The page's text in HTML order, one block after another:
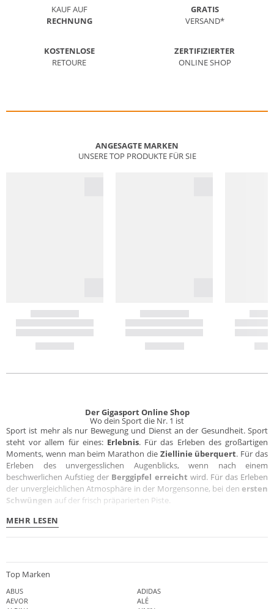
KAUF AUF
RECHNUNG
GRATIS
VERSAND*
KOSTENLOSE
RETOURE
ZERTIFIZIERTER
ONLINE SHOP
ANGESAGTE MARKEN
UNSERE TOP PRODUKTE FÜR SIE
Der Gigasport Online Shop
Wo dein Sport die Nr. 1 ist
Sport ist mehr als nur Bewegung und Dienst an der Gesundheit. Sport
steht vor allem für eines: Erlebnis. Für das Erleben des großartigen
Moments, wenn man beim Marathon die Ziellinie überquert. Für das
Erleben des unvergesslichen Augenblicks, wenn nach einem
beschwerlichen Aufstieg der Berggipfel erreicht wird. Für das Erleben
der unvergleichlichen Atmosphäre in der Morgensonne, bei den ersten
Schwüngen auf der frisch präparierten Piste.
MEHR LESEN
Top Marken
ABUS
ADIDAS
AEVOR
ALÉ